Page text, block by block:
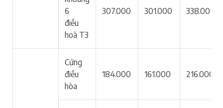
6
điều
hoà T3
307.000 301.000 338.000
Cứng
điều
hòa
184.000 161.000 216.000